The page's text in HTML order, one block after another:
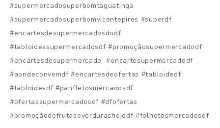
#supermercadosuperbomtaguatinga
#supermercadosuperbomvicentepires #superdf
#encartesdesupermercadosdodf
#tabloidessupermercadosdf #promoçãosupermercadodf
#encartesdesupermercado #encartesupermercadodf
#aondeconvemdf #encartesdeofertas #tabloidedf
#tabloidesdf #panfletosmercadosdf
#ofertassupermercadosdf #dfofertas
#promoçãodefrutaseverdurashojedf #folhetosmercadosdf